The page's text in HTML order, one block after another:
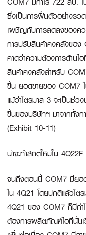
ซึ่งเป็นการฟื้นตัวอย่างรว
เผชิญกับการลดลงของค
การปรับสินค้าคงคลังของ
คาดว่าความต้องการด้าน
สินค้าคงคลังสำหรับ
ขึ้น ยอดขายของ COM7
แม้ว่าไตรมาส 3 จะเป็นช่
ขึ้นของบริษัทฯ มาจากทั้งกา
(Exhibit 10-11)
น่าจะทำสถิติใหม่ใน 4Q22F
จนถึงตอนนี้ COM7 มียอด
ใน 4Q21 โดยปกติแล้วไต
4Q21 ของ COM7 ก็มีกำ
ต้องการผลิตภัณฑ์ไอทีนั้นเ